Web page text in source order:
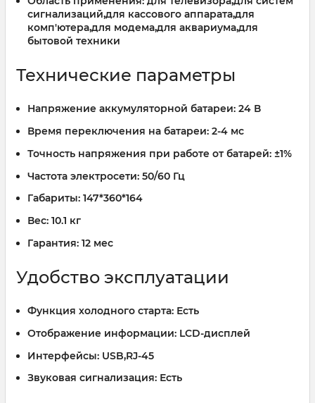
сигнализаций,для кассового аппарата,для
комп'ютера,для модема,для аквариума,для
бытовой техники
Технические параметры
Напряжение аккумуляторной батареи: 24 В
Время переключения на батареи: 2-4 мс
Точность напряжения при работе от батарей: ±1%
Частота электросети: 50/60 Гц
Габариты: 147*360*164
Вес: 10.1 кг
Гарантия: 12 мес
Удобство эксплуатации
Функция холодного старта: Есть
Отображение информации: LCD-дисплей
Интерфейсы: USB,RJ-45
Звуковая сигнализация: Есть